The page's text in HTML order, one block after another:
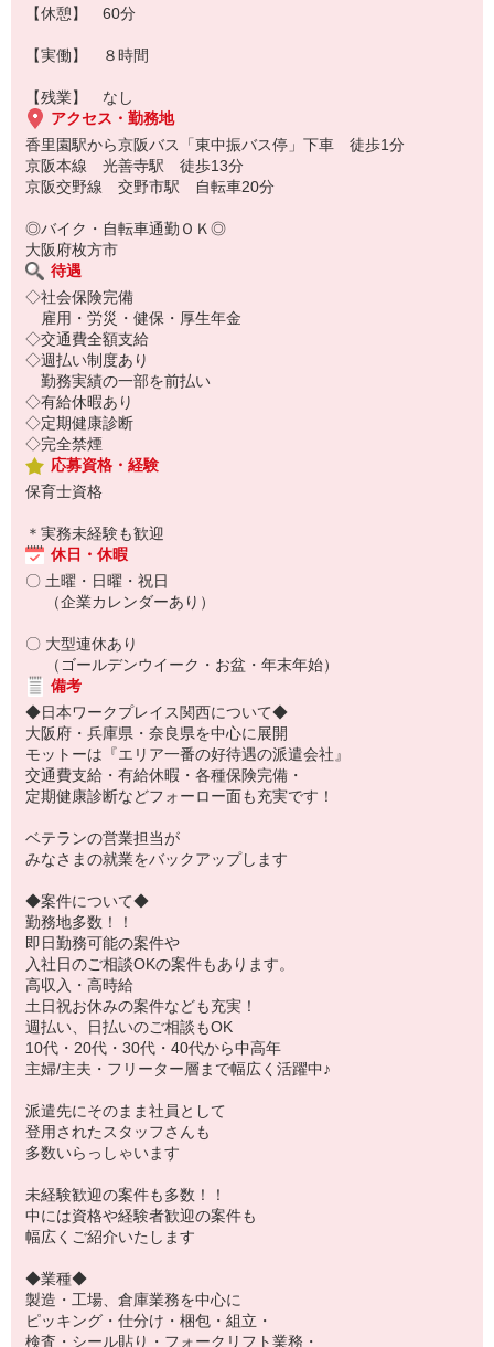
【休憩】 60分
【実働】 ８時間
【残業】 なし
アクセス・勤務地
香里園駅から京阪バス「東中振バス停」下車 徒歩1分
京阪本線 光善寺駅 徒歩13分
京阪交野線 交野市駅 自転車20分
◎バイク・自転車通勤ＯＫ◎
大阪府枚方市
待遇
◇社会保険完備
雇用・労災・健保・厚生年金
◇交通費全額支給
◇週払い制度あり
勤務実績の一部を前払い
◇有給休暇あり
◇定期健康診断
◇完全禁煙
応募資格・経験
保育士資格
＊実務未経験も歓迎
休日・休暇
〇 土曜・日曜・祝日
（企業カレンダーあり）
〇 大型連休あり
（ゴールデンウイーク・お盆・年末年始）
備考
◆日本ワークプレイス関西について◆
大阪府・兵庫県・奈良県を中心に展開
モットーは『エリア一番の好待遇の派遣会社』
交通費支給・有給休暇・各種保険完備・
定期健康診断などフォーロー面も充実です！
ベテランの営業担当が
みなさまの就業をバックアップします
◆案件について◆
勤務地多数！！
即日勤務可能の案件や
入社日のご相談OKの案件もあります。
高収入・高時給
土日祝お休みの案件なども充実！
週払い、日払いのご相談もOK
10代・20代・30代・40代から中高年
主婦/主夫・フリーター層まで幅広く活躍中♪
派遣先にそのまま社員として
登用されたスタッフさんも
多数いらっしゃいます
未経験歓迎の案件も多数！！
中には資格や経験者歓迎の案件も
幅広くご紹介いたします
◆業種◆
製造・工場、倉庫業務を中心に
ピッキング・仕分け・梱包・組立・
検査・シール貼り・フォークリフト業務・